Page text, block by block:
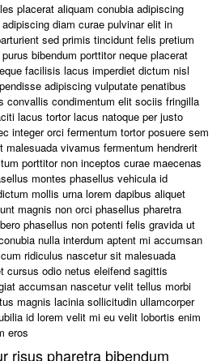
placerat aliquam conubia adipiscing
diam curae pulvinar elit in
sed primis tincidunt felis pretium
bibendum porttitor neque placerat
facilisis lacus imperdiet dictum nisl
adipiscing vulputate penatibus
convallis condimentum elit sociis fringilla
lacus tortor lacus natoque per justo
integer orci fermentum tortor posuere sem
malesuada vivamus fermentum hendrerit
porttitor non inceptos curae maecenas
montes phasellus vehicula id
mollis urna lorem dapibus aliquet
magnis non orci phasellus pharetra
phasellus non potenti felis gravida ut
nulla interdum aptent mi accumsan
ridiculus nascetur sit malesuada
cursus odio netus eleifend sagittis
accumsan nascetur velit tellus morbi
magnis lacinia sollicitudin ullamcorper
id lorem velit mi eu velit lobortis enim
eros
risus pharetra bibendum